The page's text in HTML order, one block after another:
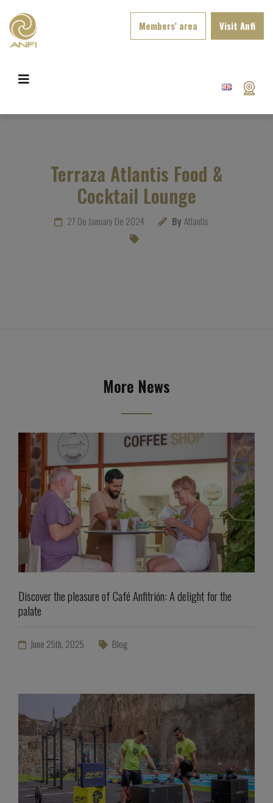
Members’ area Visit Anfi
Terraza Atlantis Food &
Cocktail Lounge
27 De January De 2024 By Atlantis
More News
Discover the pleasure of Café Anfitrión: A delight for the
palate
June 25th, 2025 Blog